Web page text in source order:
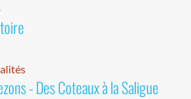
- Des Coteaux à la Saligue